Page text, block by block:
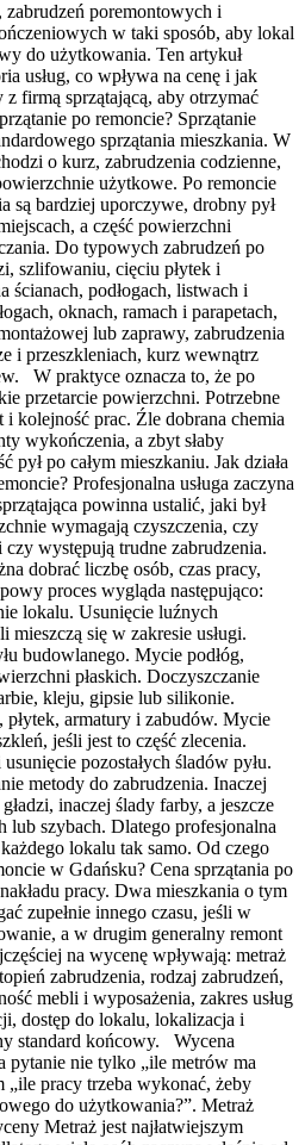
zabrudzeń poremontowych i
w taki sposób, aby lokal
do użytkowania. Ten artykuł
usług, co wpływa na cenę i jak
firmą sprzątającą, aby otrzymać
po remoncie? Sprzątanie
sprzątania mieszkania. W
o kurz, zabrudzenia codzienne,
użytkowe. Po remoncie
są bardziej uporczywe, drobny pył
a część powierzchni
Do typowych zabrudzeń po
szlifowaniu, cięciu płytek i
podłogach, listwach i
oknach, ramach i parapetach,
lub zaprawy, zabrudzenia
i przeszkleniach, kurz wewnątrz
W praktyce oznacza to, że po
przetarcie powierzchni. Potrzebne
kolejność prac. Źle dobrana chemia
wykończenia, a zbyt słaby
pył po całym mieszkaniu. Jak działa
Profesjonalna usługa zaczyna
powinna ustalić, jaki był
wymagają czyszczenia, czy
występują trudne zabrudzenia.
dobrać liczbę osób, czas pracy,
proces wygląda następująco:
lokalu. Usunięcie luźnych
mieszczą się w zakresie usługi.
budowlanego. Mycie podłóg,
płaskich. Doczyszczanie
kleju, gipsie lub silikonie.
płytek, armatury i zabudów. Mycie
jeśli jest to część zlecenia.
pozostałych śladów pyłu.
metody do zabrudzenia. Inaczej
inaczej ślady farby, a jeszcze
lub szybach. Dlatego profesjonalna
lokalu tak samo. Od czego
w Gdańsku? Cena sprzątania po
pracy. Dwa mieszkania o tym
zupełnie innego czasu, jeśli w
a w drugim generalny remont
na wycenę wpływają: metraż
zabrudzenia, rodzaj zabrudzeń,
mebli i wyposażenia, zakres usług
dostęp do lokalu, lokalizacja i
standard końcowy. Wycena
pytanie nie tylko „ile metrów ma
„ile pracy trzeba wykonać, żeby
do użytkowania?”. Metraż
Metraż jest najłatwiejszym